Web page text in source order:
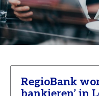
RegioBank